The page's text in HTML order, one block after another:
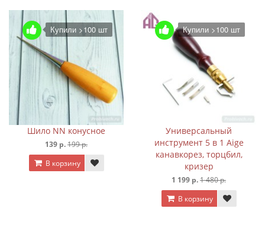
Купили >100 шт
Шило NN конусное
139 р.199 р.
В корзину
Купили >100 шт
Универсальный
инструмент 5 в 1 Aige
канавкорез, торцбил,
кризер
1 199 р.1 480 р.
В корзину